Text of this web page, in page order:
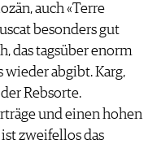
auch «Terre
besonders gut
das tagsüber enorm
abgibt. Karg,
Rebsorte.
und einen hohen
zweifellos das